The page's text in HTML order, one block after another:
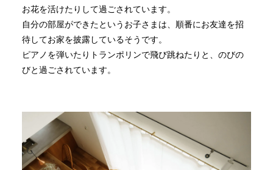
お花を活けたりして過ごされています。
自分の部屋ができたというお子さまは、順番にお友達を招
待してお家を披露しているそうです。
ピアノを弾いたりトランポリンで飛び跳ねたりと、のびの
びと過ごされています。